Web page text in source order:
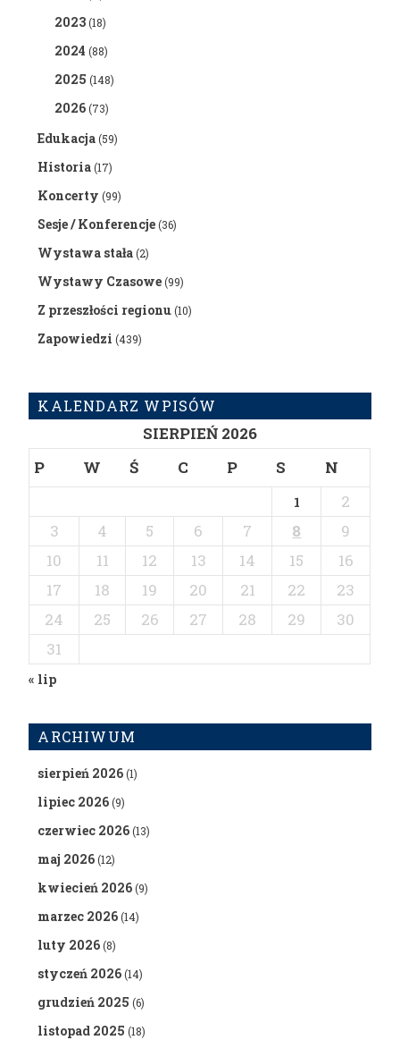
2023(18)
2024 (88)
2025 (148)
2026(73)
Edukacja(59)
Historia(17)
Koncerty (99)
Sesje / Konferencje(36)
Wystawa stała(2)
Wystawy Czasowe(99)
Z przeszłości regionu(10)
Zapowiedzi (439)
KALENDARZ WPISÓW
SIERPIEŃ 2026
P
W Ś C P S N
1
2
3
4 5 6 7 8
9
10
11 12 13 14 15
16
17
18 19 20 21 22
23
24
25 26 27 28 29
30
31
« lip
ARCHIWUM
sierpień 2026(1)
lipiec 2026(9)
czerwiec 2026(13)
maj 2026(12)
kwiecień 2026(9)
marzec 2026(14)
luty 2026(8)
styczeń 2026(14)
grudzień 2025 (6)
listopad 2025 (18)